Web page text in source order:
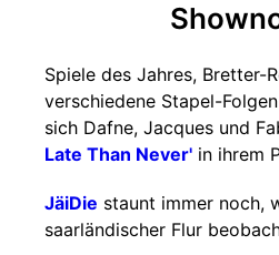
Spiele des Jahres, Bretter-
verschiedene Stapel-
sich Dafne, Jacques und
Late Than Never' in ihrem
JäiDie staunt immer noch,
saarländischer Flur